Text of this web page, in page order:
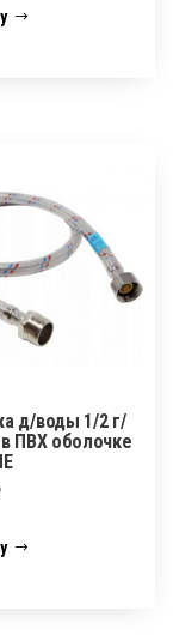
д/воды 1/2 г/
ПВХ оболочке